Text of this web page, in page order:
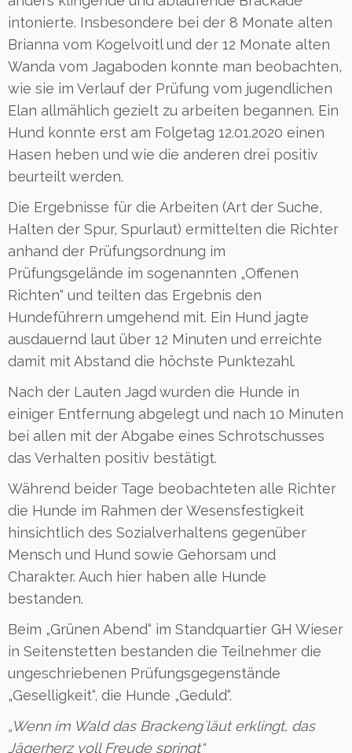
intonierte. Insbesondere bei der 8 Monate alten
Brianna vom Kogelvoitl und der 12 Monate alten
Wanda vom Jagaboden konnte man beobachten,
wie sie im Verlauf der Prüfung vom jugendlichen
Elan allmählich gezielt zu arbeiten begannen. Ein
Hund konnte erst am Folgetag 12.01.2020 einen
Hasen heben und wie die anderen drei positiv
beurteilt werden.
Die Ergebnisse für die Arbeiten (Art der Suche,
Halten der Spur, Spurlaut) ermittelten die Richter
anhand der Prüfungsordnung im
Prüfungsgelände im sogenannten „Offenen
Richten“ und teilten das Ergebnis den
Hundeführern umgehend mit. Ein Hund jagte
ausdauernd laut über 12 Minuten und erreichte
damit mit Abstand die höchste Punktezahl.
Nach der Lauten Jagd wurden die Hunde in
einiger Entfernung abgelegt und nach 10 Minuten
bei allen mit der Abgabe eines Schrotschusses
das Verhalten positiv bestätigt.
Während beider Tage beobachteten alle Richter
die Hunde im Rahmen der Wesensfestigkeit
hinsichtlich des Sozialverhaltens gegenüber
Mensch und Hund sowie Gehorsam und
Charakter. Auch hier haben alle Hunde
bestanden.
Beim „Grünen Abend“ im Standquartier GH Wieser
in Seitenstetten bestanden die Teilnehmer die
ungeschriebenen Prüfungsgegenstände
„Geselligkeit“, die Hunde „Geduld“.
„Wenn im Wald das Brackeng`läut erklingt, das
Jägerherz voll Freude springt“